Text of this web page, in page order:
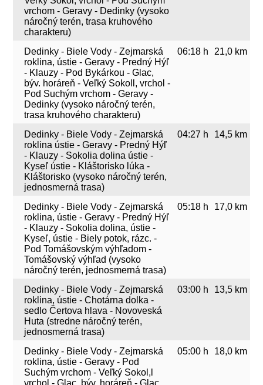
vrchom - Geravy - Dedinky (vysoko
náročný terén, trasa kruhového
charakteru)
Dedinky - Biele Vody - Zejmarská
roklina, ústie - Geravy - Predný Hýľ
- Klauzy - Pod Bykárkou - Glac,
býv. horáreň - Veľký Sokoll, vrchol -
Pod Suchým vrchom - Geravy -
Dedinky (vysoko náročný terén,
trasa kruhového charakteru)
06:18 h 21,0 km
Dedinky - Biele Vody - Zejmarská
roklina ústie - Geravy - Predný Hýľ
- Klauzy - Sokolia dolina ústie -
Kyseľ ústie - Kláštorisko lúka -
Kláštorisko (vysoko náročný terén,
jednosmerná trasa)
04:27 h 14,5 km
Dedinky - Biele Vody - Zejmarská
roklina, ústie - Geravy - Predný Hýľ
- Klauzy - Sokolia dolina, ústie -
Kyseľ, ústie - Biely potok, rázc. -
Pod Tomášovským výhľadom -
Tomášovský výhľad (vysoko
náročný terén, jednosmerná trasa)
05:18 h 17,0 km
Dedinky - Biele Vody - Zejmarská
roklina, ústie - Chotárna dolka -
sedlo Čertova hlava - Novoveská
Huta (stredne náročný terén,
jednosmerná trasa)
03:00 h 13,5 km
Dedinky - Biele Vody - Zejmarská
roklina, ústie - Geravy - Pod
Suchým vrchom - Veľký Sokol,l
vrchol - Glac, býv. horáreň - Glac,
05:00 h 18,0 km